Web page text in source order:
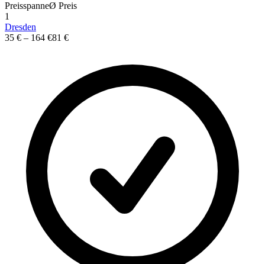
PreisspanneØ Preis
1
Dresden
35 € – 164 €81 €